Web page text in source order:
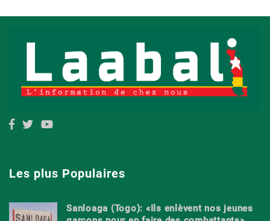
Les plus Populaires
Sanloaga (Togo): «Ils enlèvent nos jeunes